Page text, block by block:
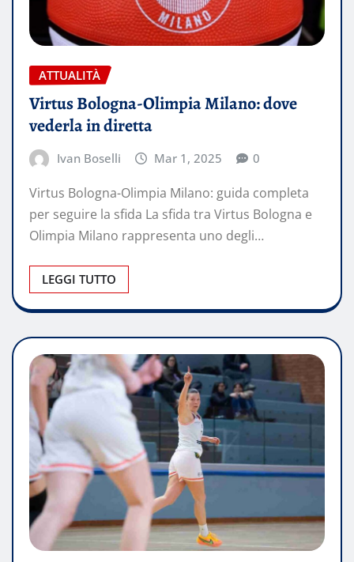
ATTUALITÀ
Virtus Bologna-Olimpia Milano: dove
vederla in diretta​
Ivan Boselli Mar 1, 2025 0
Virtus Bologna-Olimpia Milano: guida completa
per seguire la sfida La sfida tra Virtus Bologna e
Olimpia Milano rappresenta uno degli…
LEGGI TUTTO